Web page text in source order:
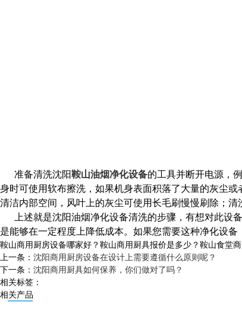
准备清洗沈阳鞍山油烟净化设备的工具并断开电源，
身时可使用软布擦洗，如果机身表面积落了大量的灰尘
清洁内部空间，风叶上的灰尘可使用长毛刷慢慢刷除；清
上述就是沈阳油烟净化设备清洗的步骤，有想对此设
是能够在一定程度上降低成本。如果您需要这种净化设备
鞍山商用厨房设备哪家好？鞍山商用厨具报价是多少？鞍山食堂
上一条： 沈阳商用厨房设备在设计上需要遵循什么原则呢？
下一条： 沈阳商用厨具如何保养，你们做对了吗？
相关标签：
相关产品